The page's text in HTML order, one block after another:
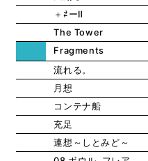
＋⇄ーⅡ
The Tower
Fragments
流れる。
月想
コンテナ船
充足
連想～しとみど～